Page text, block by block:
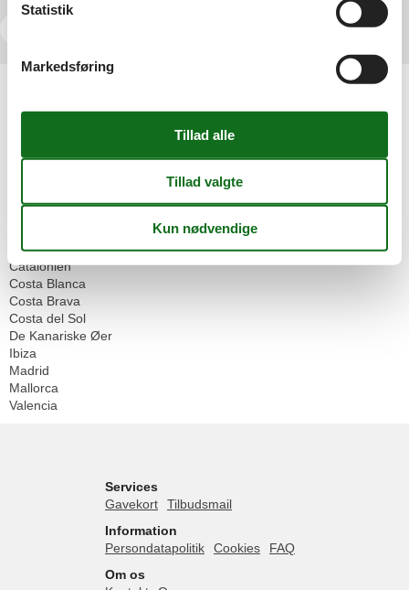
>>
Geografier
Barcelona
Catalonien
Costa Blanca
Costa Brava
Costa del Sol
De Kanariske Øer
Ibiza
Madrid
Mallorca
Valencia
Services
Gavekort
Tilbudsmail
Information
Persondatapolitik
Cookies
FAQ
Om os
Statistik
Markedsføring